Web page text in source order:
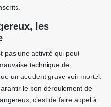
les
pas une activité qui peut
technique de
un accident grave voir mortel.
le bon déroulement de
c’est de faire appel à